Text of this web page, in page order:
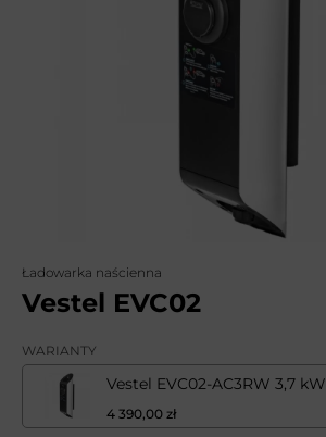
Ładowarka naścienna
Vestel EVC02
WARIANTY
Vestel EVC02-AC3RW 3,7 kW
4 390,00 zł